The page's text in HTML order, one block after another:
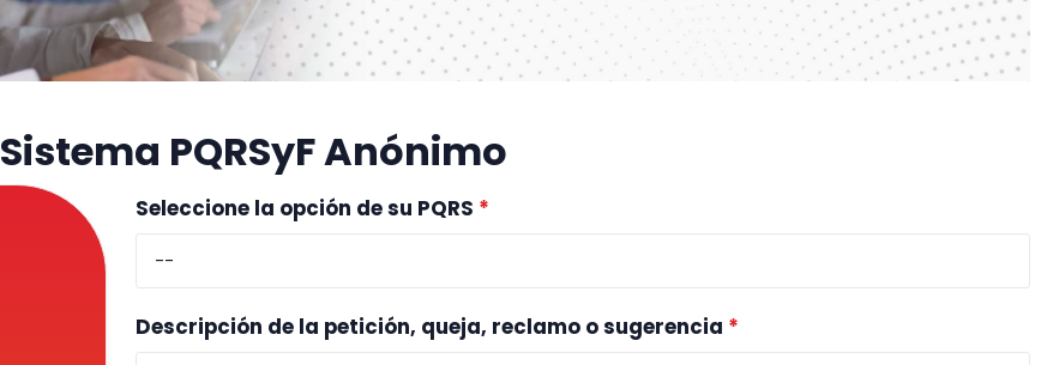
Sistema PQRSyF Anónimo
Seleccione la opción de su PQRS *
Descripción de la petición, queja, reclamo o sugerencia *